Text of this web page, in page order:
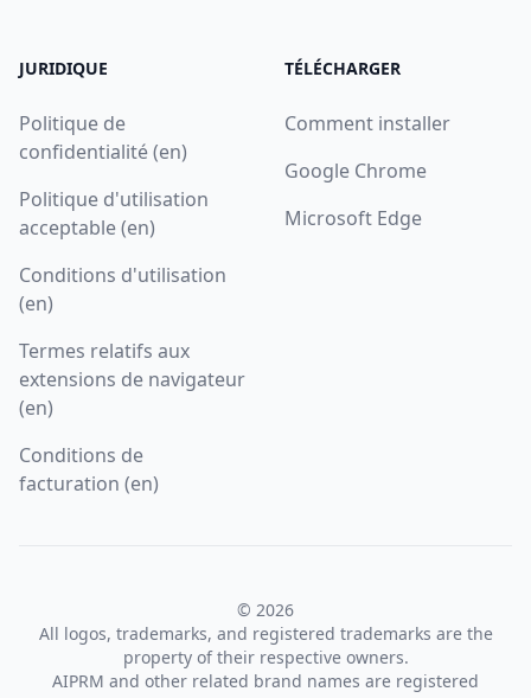
JURIDIQUE
Politique de
confidentialité (en)
Politique d'utilisation
acceptable (en)
Conditions d'utilisation
(en)
Termes relatifs aux
extensions de navigateur
(en)
Conditions de
facturation (en)
TÉLÉCHARGER
Comment installer
Google Chrome
Microsoft Edge
© 2026
All logos, trademarks, and registered trademarks are the
property of their respective owners.
AIPRM and other related brand names are registered